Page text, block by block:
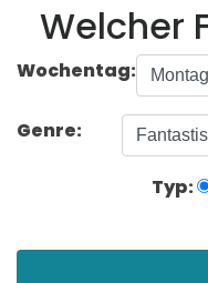
Welcher
Wochentag:
Genre:
Typ: